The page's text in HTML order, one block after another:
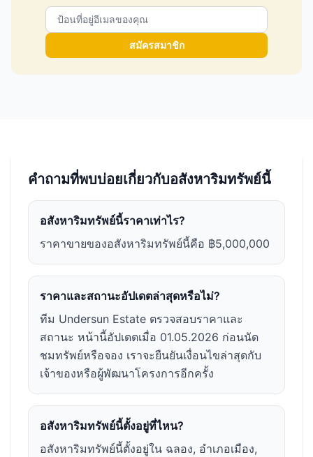
สมัครสมาชิก
คำถามที่พบบ่อยเกี่ยวกับอสังหาริมทรัพย์นี้
อสังหาริมทรัพย์นี้ราคาเท่าไร?
ราคาขายของอสังหาริมทรัพย์นี้คือ ฿5,000,000
ราคาและสถานะอัปเดตล่าสุดหรือไม่?
ทีม Undersun Estate ตรวจสอบราคาและ
สถานะ หน้านี้อัปเดตเมื่อ 01.05.2026 ก่อนนัด
ชมทรัพย์หรือจอง เราจะยืนยันเงื่อนไขล่าสุดกับ
เจ้าของหรือผู้พัฒนาโครงการอีกครั้ง
อสังหาริมทรัพย์นี้ตั้งอยู่ที่ไหน?
อสังหาริมทรัพย์นี้ตั้งอยู่ใน ฉลอง, อำเภอเมือง,